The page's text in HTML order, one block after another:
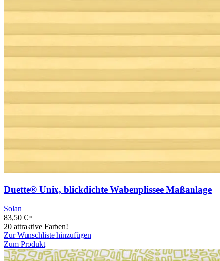
Duette® Unix, blickdichte Wabenplissee Maßanlage
Solan
83,50 € *
20 attraktive Farben!
Zur Wunschliste hinzufügen
Zum Produkt